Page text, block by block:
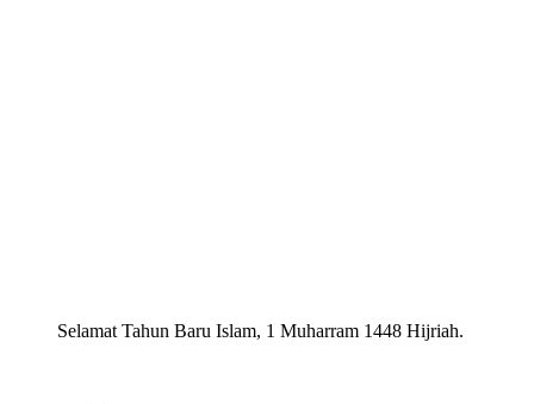
Selamat Tahun Baru Islam, 1 Muharram 1448 Hijriah.